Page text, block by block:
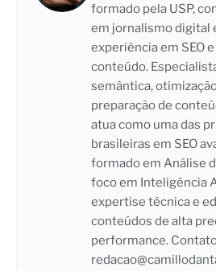
formado pela USP,
em jornalismo digital
experiência em SEO
conteúdo.
semântica,
preparação de
atua como uma das
brasileiras em SEO
formado em Análise
foco em Inteligência
expertise técnica e
conteúdos de alta
performance.